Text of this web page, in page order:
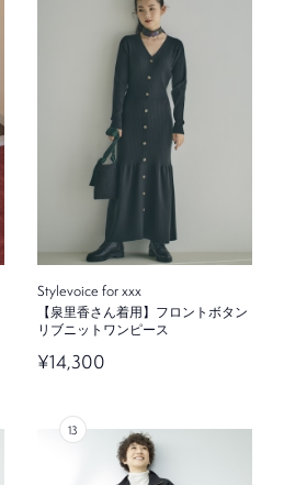
Stylevoice for xxx
【泉里香さん着用】フロントボタン
リブニットワンピース
¥14,300